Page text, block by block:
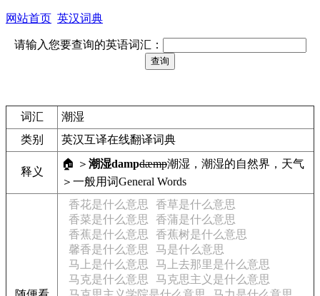
网站首页 英汉词典
请输入您要查询的英语词汇：
词汇
潮湿
类别
英汉互译在线翻译词典
释义
🏠 ＞ 潮湿dampdæmp潮湿，潮湿的自然界，天气
＞一般用词General Words
香花是什么意思
香草是什么意思
香菜是什么意思
香蒲是什么意思
香蕉是什么意思
香蕉树是什么意思
馨香是什么意思
马是什么意思
马上是什么意思
马上去那里是什么意思
马克是什么意思
马克思主义是什么意思